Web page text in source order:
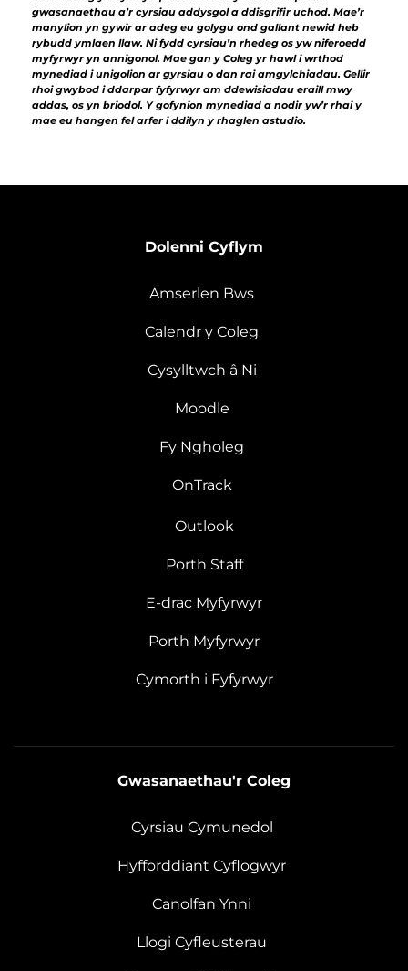
gwasanaethau a’r cyrsiau addysgol a ddisgrifir uchod. Mae’r
manylion yn gywir ar adeg eu golygu ond gallant newid heb
rybudd ymlaen llaw. Ni fydd cyrsiau’n rhedeg os yw niferoedd
myfyrwyr yn annigonol. Mae gan y Coleg yr hawl i wrthod
mynediad i unigolion ar gyrsiau o dan rai amgylchiadau. Gellir
rhoi gwybod i ddarpar fyfyrwyr am ddewisiadau eraill mwy
addas, os yn briodol. Y gofynion mynediad a nodir yw’r rhai y
mae eu hangen fel arfer i ddilyn y rhaglen astudio.
Dolenni Cyflym
Amserlen Bws
Calendr y Coleg
Cysylltwch â Ni
Moodle
Fy Ngholeg
OnTrack
Outlook
Porth Staff
E-drac Myfyrwyr
Porth Myfyrwyr
Cymorth i Fyfyrwyr
Gwasanaethau'r Coleg
Cyrsiau Cymunedol
Hyfforddiant Cyflogwyr
Canolfan Ynni
Llogi Cyfleusterau